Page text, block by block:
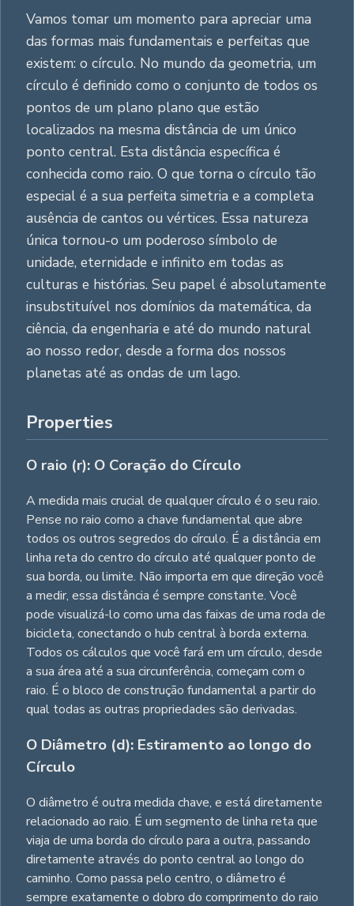
Vamos tomar um momento para apreciar uma
das formas mais fundamentais e perfeitas que
existem: o círculo. No mundo da geometria, um
círculo é definido como o conjunto de todos os
pontos de um plano plano que estão
localizados na mesma distância de um único
ponto central. Esta distância específica é
conhecida como raio. O que torna o círculo tão
especial é a sua perfeita simetria e a completa
ausência de cantos ou vértices. Essa natureza
única tornou-o um poderoso símbolo de
unidade, eternidade e infinito em todas as
culturas e histórias. Seu papel é absolutamente
insubstituível nos domínios da matemática, da
ciência, da engenharia e até do mundo natural
ao nosso redor, desde a forma dos nossos
planetas até as ondas de um lago.
Properties
O raio (r): O Coração do Círculo
A medida mais crucial de qualquer círculo é o seu raio.
Pense no raio como a chave fundamental que abre
todos os outros segredos do círculo. É a distância em
linha reta do centro do círculo até qualquer ponto de
sua borda, ou limite. Não importa em que direção você
a medir, essa distância é sempre constante. Você
pode visualizá-lo como uma das faixas de uma roda de
bicicleta, conectando o hub central à borda externa.
Todos os cálculos que você fará em um círculo, desde
a sua área até a sua circunferência, começam com o
raio. É o bloco de construção fundamental a partir do
qual todas as outras propriedades são derivadas.
O Diâmetro (d): Estiramento ao longo do
Círculo
O diâmetro é outra medida chave, e está diretamente
relacionado ao raio. É um segmento de linha reta que
viaja de uma borda do círculo para a outra, passando
diretamente através do ponto central ao longo do
caminho. Como passa pelo centro, o diâmetro é
sempre exatamente o dobro do comprimento do raio